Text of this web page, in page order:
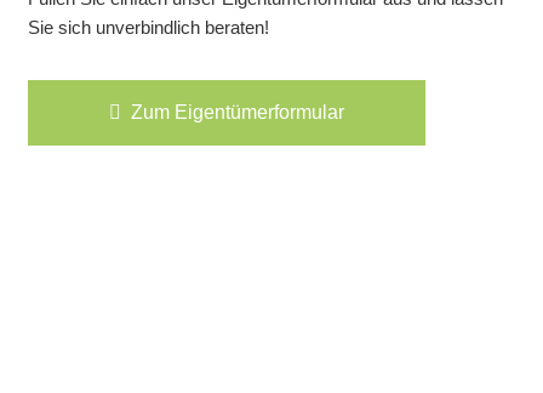
Sie sich unverbindlich beraten!
Zum Eigentümerformular